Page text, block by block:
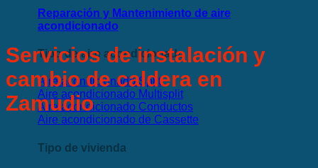
Reparación y Mantenimiento de aire
acondicionado
Tipo de aire acondicionado
Aire acondicionado Split
Aire acondicionado Multisplit
Aire acondicionado Conductos
Aire acondicionado de Cassette
Tipo de vivienda
Servicios de instalación y
cambio de caldera en
Zamudio